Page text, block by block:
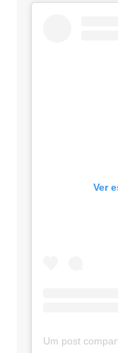
Ver